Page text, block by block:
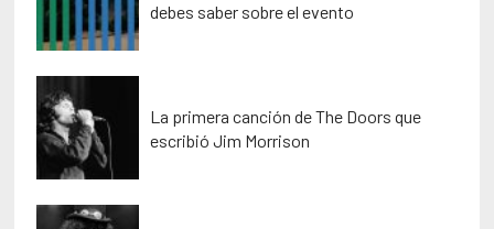
debes saber sobre el evento
La primera canción de The Doors que
escribió Jim Morrison